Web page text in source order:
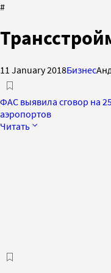
#
11 January 2018Бизнес
ФАС выявила сговор на
аэропортов
Читать